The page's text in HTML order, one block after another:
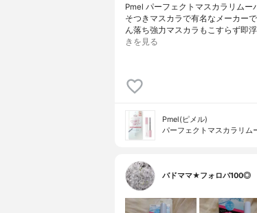
Pmel パーフェクトマスカラリムー
そつきマスカラで有名なメーカー
ん落ち強力マスカラもこすらず即
きを見る
Pmel(ピメル)
パーフェクトマスカラリム
バドママ★フォロバ100◎